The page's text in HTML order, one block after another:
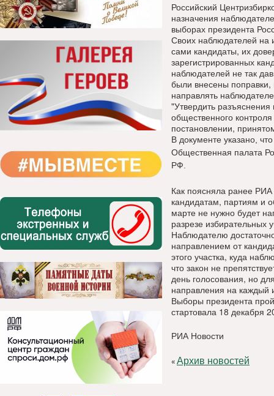
Российский
назначения
выборах президента
Своих наблюдателей на
сами кандидаты, их
зарегистрированных
наблюдателей не так
были внесены
направлять
"Утвердить
общественного
постановлении,
В документе указано,
Общественная палата
РФ.
Как поясняла ранее
кандидатам, партиям и
марте не нужно будет
разрезе избирательных
Наблюдателю
направлением от
этого участка, куда
что закон не
день голосования, но
направления на каждый
Выборы президента
стартовала 18 декабря
РИА Новости
«Архив новостей